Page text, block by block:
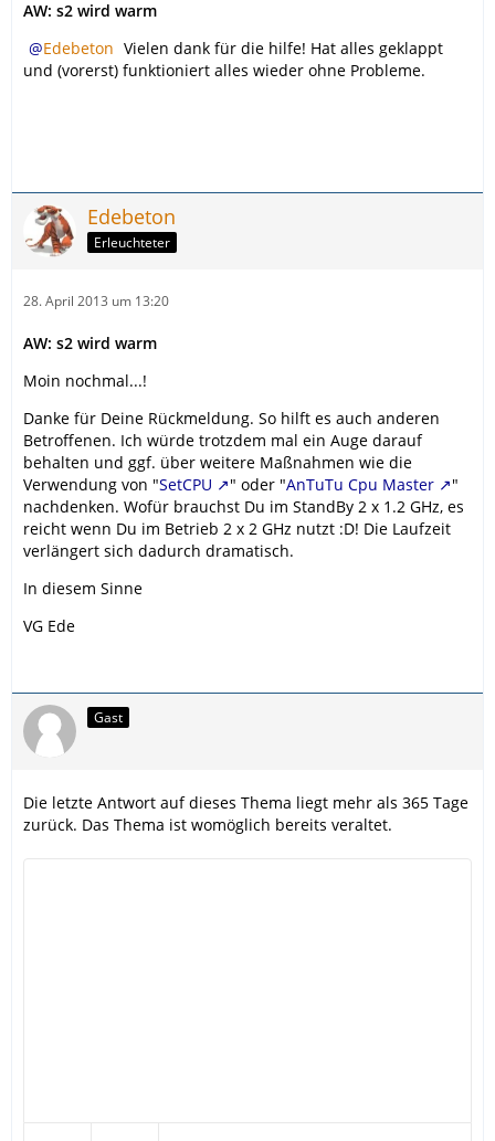
AW: s2 wird warm
Edebeton Vielen dank für die hilfe! Hat alles geklappt
und (vorerst) funktioniert alles wieder ohne Probleme.
Edebeton
Erleuchteter
28. April 2013 um 13:20
AW: s2 wird warm
Moin nochmal...!
Danke für Deine Rückmeldung. So hilft es auch anderen
Betroffenen. Ich würde trotzdem mal ein Auge darauf
behalten und ggf. über weitere Maßnahmen wie die
Verwendung von "SetCPU " oder "AnTuTu Cpu Master
"
nachdenken. Wofür brauchst Du im StandBy 2 x 1.2 GHz, es
reicht wenn Du im Betrieb 2 x 2 GHz nutzt :D! Die Laufzeit
verlängert sich dadurch dramatisch.
In diesem Sinne
VG Ede
Gast
Die letzte Antwort auf dieses Thema liegt mehr als 365 Tage
zurück. Das Thema ist womöglich bereits veraltet.